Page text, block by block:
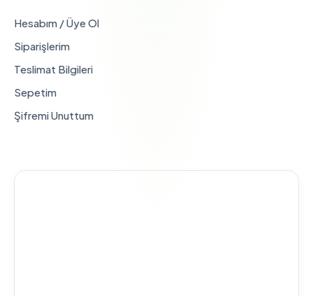
Hesabım / Üye Ol
Siparişlerim
Teslimat Bilgileri
Sepetim
Şifremi Unuttum